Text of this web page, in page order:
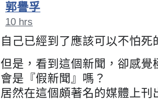
郭譽孚
10 hrs
自己已經到了應該可以不怕死
但是，看到這個新聞，卻感覺
會是『假新聞』嗎？
居然在這個頗著名的媒體上刊